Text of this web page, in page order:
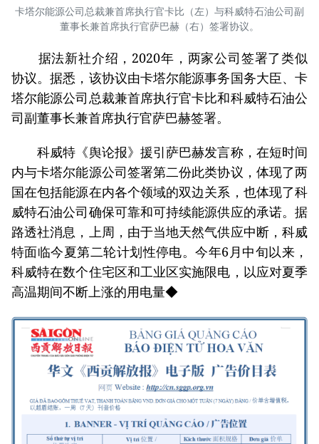
卡塔尔能源公司总裁兼首席执行官卡比（左）与科威特石油公司副
董事长兼首席执行官萨巴赫（右）签署协议。
据法新社介绍，2020年，两家公司签署了类似
协议。据悉，该协议由卡塔尔能源事务国务大臣、卡
塔尔能源公司总裁兼首席执行官卡比和科威特石油公
司副董事长兼首席执行官萨巴赫签署。
科威特《舆论报》援引萨巴赫发言称，在短时间
内与卡塔尔能源公司签署第二份此类协议，体现了两
国在包括能源在内各个领域的双边关系，也体现了科
威特石油公司确保可靠和可持续能源供应的承诺。据
路透社消息，上周，由于当地天然气供应中断，科威
特面临今夏第二轮计划性停电。今年6月中旬以来，
科威特在数个住宅区和工业区实施限电，以应对夏季
高温期间不断上涨的用电量◆